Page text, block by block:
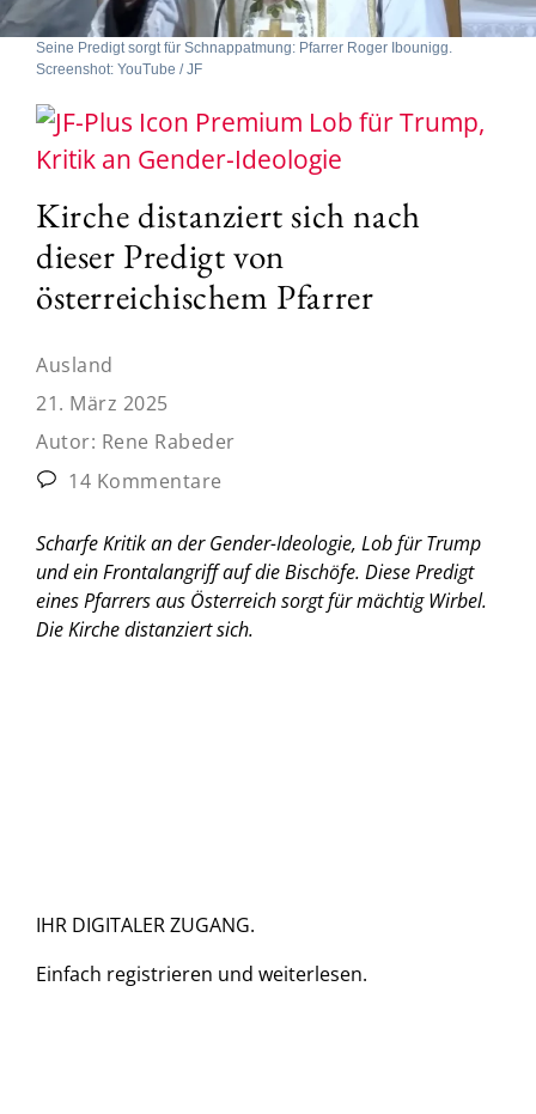
Seine Predigt sorgt für Schnappatmung: Pfarrer Roger Ibounigg.
Screenshot: YouTube / JF
Lob für Trump,
Kritik an Gender-Ideologie
Kirche distanziert sich nach
dieser Predigt von
österreichischem Pfarrer
Ausland
21. März 2025
Autor: Rene Rabeder
14 Kommentare
Scharfe Kritik an der Gender-Ideologie, Lob für Trump
und ein Frontalangriff auf die Bischöfe. Diese Predigt
eines Pfarrers aus Österreich sorgt für mächtig Wirbel.
Die Kirche distanziert sich.
IHR DIGITALER ZUGANG.
Einfach registrieren und weiterlesen.